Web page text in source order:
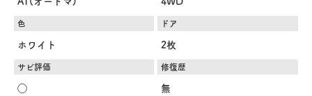
色
ホワイト
ドア
2枚
サビ評価
◯
修復歴
無